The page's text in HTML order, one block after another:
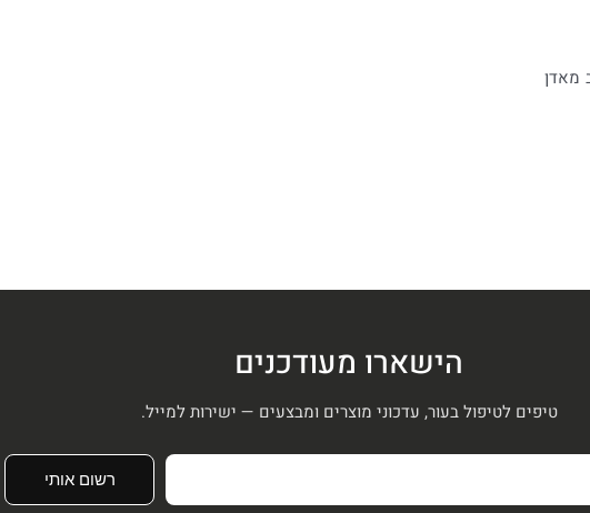
הישארו מעודכנים
טיפים לטיפול בעור, עדכוני מוצרים ומבצעים — ישירות למייל.
רשום אותי